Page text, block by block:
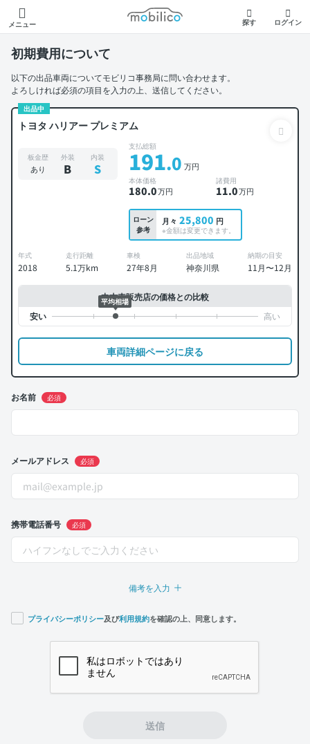
メニュー
モビリコ
探す ログイン
初期費用について
以下の出品車両についてモビリコ事務局に問い合わせます。
よろしければ必須の項目を入力の上、送信してください。
出品中
トヨタ ハリアー プレミアム
板金歴
あり
外装
B
内装
S
支払総額
191.0 万円
本体価格
180.0万円
諸費用
11.0万円
ローン
参考
月々 25,800 円
※金額は変更できます。
年式
2018
走行距離
5.1万km
車検
27年8月
出品地域
神奈川県
納期の目安
11月〜12月
中古車販売店の価格との比較
平均相場
車両詳細ページに戻る
お名前 必須
メールアドレス 必須
携帯電話番号 必須
備考を入力
プライバシーポリシー及び利用規約を確認の上、同意します。
送信